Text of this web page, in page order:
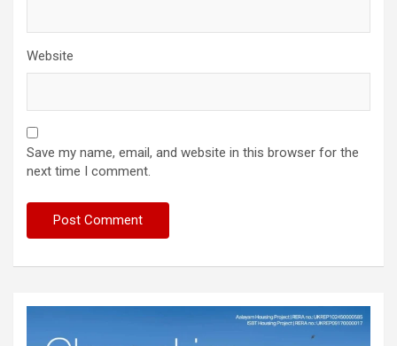
Website
Save my name, email, and website in this browser for the
next time I comment.